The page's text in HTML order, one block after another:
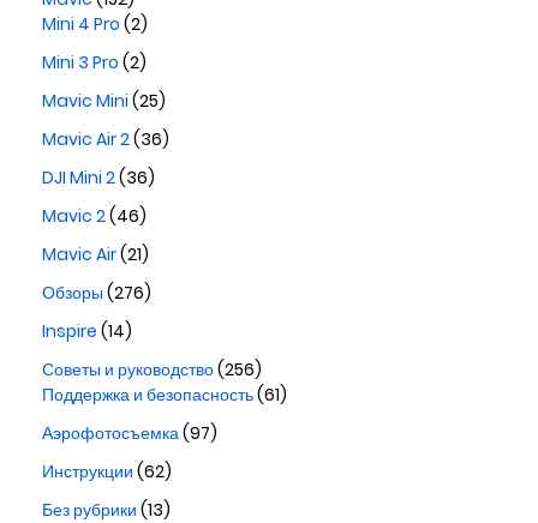
Mini 4 Pro (2)
Mini 3 Pro (2)
Mavic Mini (25)
Mavic Air 2(36)
DJI Mini 2(36)
Mavic 2(46)
Mavic Air(21)
Обзоры(276)
Inspire (14)
Советы и руководство(256)
Поддержка и безопасность(61)
Аэрофотосъемка(97)
Инструкции (62)
Без рубрики (13)